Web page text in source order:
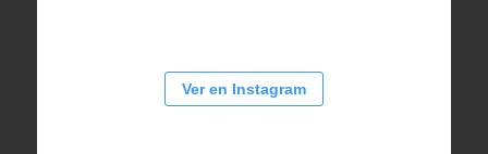
Ver en Instagram